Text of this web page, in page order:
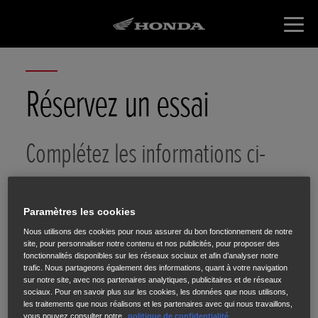
Réservez un essai
Complétez les informations ci-
dessous.
Scooter VISION 110
Vos
coordonnées
Paramètres les cookies
Nous utilisons des cookies pour nous assurer du bon fonctionnement de notre
site, pour personnaliser notre contenu et nos publicités, pour proposer des
fonctionnalités disponibles sur les réseaux sociaux et afin d’analyser notre
trafic. Nous partageons également des informations, quant à votre navigation
sur notre site, avec nos partenaires analytiques, publicitaires et de réseaux
sociaux. Pour en savoir plus sur les cookies, les données que nous utilisons,
les traitements que nous réalisons et les partenaires avec qui nous travaillons,
vous pouvez consulter notre
politique de confidentialité